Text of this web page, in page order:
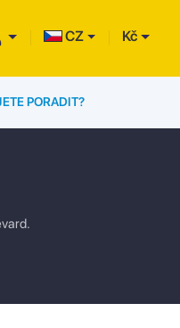
CZ Kč
PORADIT?